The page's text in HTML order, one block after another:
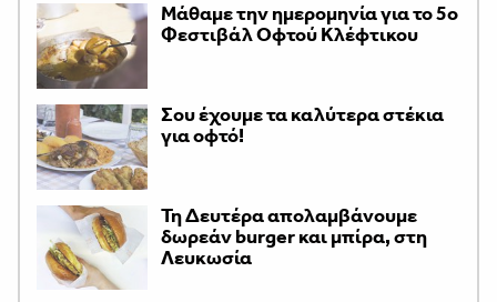
Μάθαμε την ημερομηνία για το 5ο
Φεστιβάλ Οφτού Κλέφτικου
Σου έχουμε τα καλύτερα στέκια
για οφτό!
Τη Δευτέρα απολαμβάνουμε
δωρεάν burger και μπίρα, στη
Λευκωσία